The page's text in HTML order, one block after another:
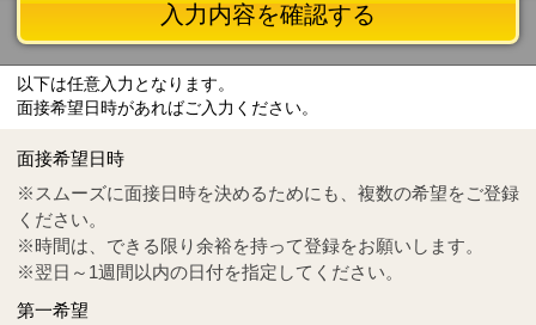
Tel
0570-55-0314
入力内容を確認する
以下は任意入力となります。
面接希望日時があればご入力ください。
面接希望日時
※スムーズに面接日時を決めるためにも、複数の希望をご登録
ください。
※時間は、できる限り余裕を持って登録をお願いします。
※翌日～1週間以内の日付を指定してください。
第一希望